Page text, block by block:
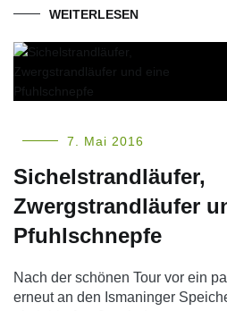
WEITERLESEN
7. Mai 2016
Sichelstrandläufer,
Zwergstrandläufer
Pfuhlschnepfe
Nach der schönen Tour vor ein
erneut an den Ismaninger